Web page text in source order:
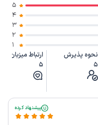
5
4
3
2
1
نحوه پذیرش
5
ارتباط میزبان
5
پیشنهاد کرده